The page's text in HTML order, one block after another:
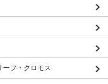
ーフ・クロモス